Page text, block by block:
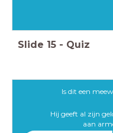
Slide 15 - Quiz
Is dit een
Hij geeft al zijn
aan